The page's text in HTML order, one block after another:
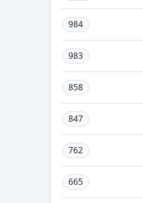
984
983
858
847
762
665